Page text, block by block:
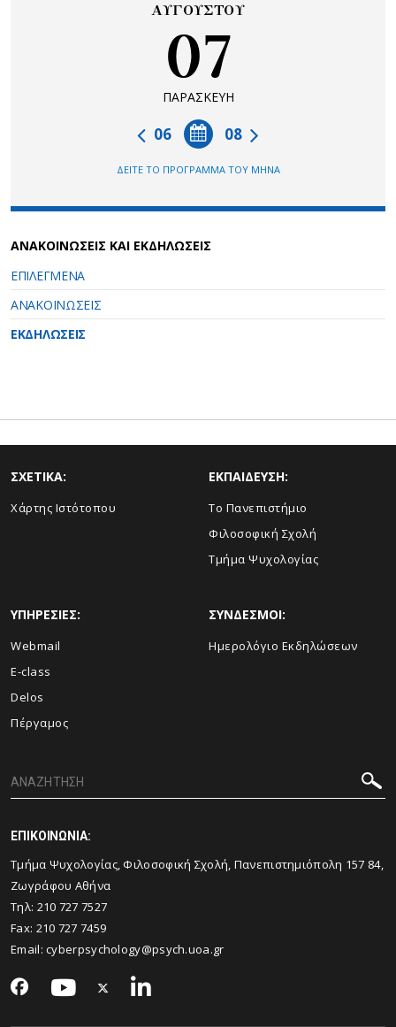
ΑΥΓΟΥΣΤΟΥ
07
ΠΑΡΑΣΚΕΥΗ
08
06
ΔΕΙΤΕ ΤΟ ΠΡΟΓΡΑΜΜΑ ΤΟΥ ΜΗΝΑ
ΑΝΑΚΟΙΝΩΣΕΙΣ ΚΑΙ ΕΚΔΗΛΩΣΕΙΣ
ΕΠΙΛΕΓΜΕΝΑ
ΑΝΑΚΟΙΝΩΣΕΙΣ
ΕΚΔΗΛΩΣΕΙΣ
ΣΧΕΤΙΚΑ:
Χάρτης Ιστότοπου
ΕΚΠΑΙΔΕΥΣΗ:
Το Πανεπιστήμιο
Φιλοσοφική Σχολή
Τμήμα Ψυχολογίας
ΥΠΗΡΕΣΙΕΣ:
Webmail
E-class
Delos
Πέργαμος
ΣΥΝΔΕΣΜΟΙ:
Ημερολόγιο Εκδηλώσεων
ΕΠΙΚΟΙΝΩΝΙΑ:
Τμήμα Ψυχολογίας, Φιλοσοφική Σχολή, Πανεπιστημιόπολη 157 84,
Ζωγράφου Αθήνα
Τηλ: 210 727 7527
Fax: 210 727 7459
Email:cyberpsychology@psych.uoa.gr